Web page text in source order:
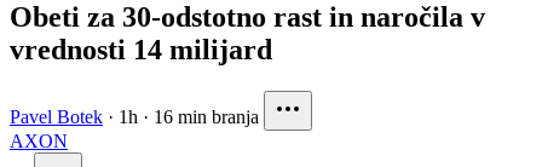
Obeti za 30-odstotno rast in naročila v
vrednosti 14 milijard
Pavel Botek · 1h · 16 min branja
AXON